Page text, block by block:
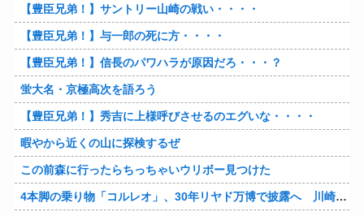
【豊臣兄弟！】サントリー山崎の戦い・・・・
【豊臣兄弟！】与一郎の死に方・・・・
【豊臣兄弟！】信長のパワハラが原因だろ・・・？
蛍大名・京極高次を語ろう
【豊臣兄弟！】秀吉に上様呼びさせるのエグいな・・・・
暇やから近くの山に探検するぜ
この前森に行ったらちっちゃいウリボー見つけた
4本脚の乗り物「コルレオ」、30年リヤド万博で披露へ 川崎重工が35年発売目指す